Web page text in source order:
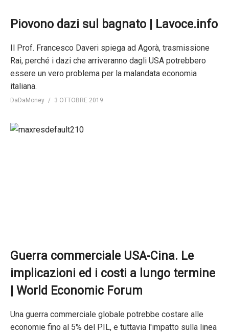
Piovono dazi sul bagnato | Lavoce.info
Il Prof. Francesco Daveri spiega ad Agorà, trasmissione
Rai, perché i dazi che arriveranno dagli USA potrebbero
essere un vero problema per la malandata economia
italiana.
DaDaMoney 3 OTTOBRE 2019
Guerra commerciale USA-Cina. Le
implicazioni ed i costi a lungo termine
| World Economic Forum
Una guerra commerciale globale potrebbe costare alle
economie fino al 5% del PIL, e tuttavia l'impatto sulla linea